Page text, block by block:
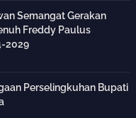
Semangat Gerakan
Freddy Paulus
2029
Perselingkuhan Bupati